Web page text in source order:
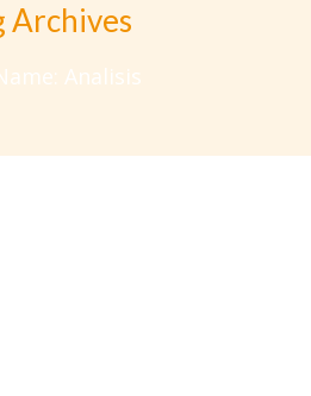
Archives
Analisis